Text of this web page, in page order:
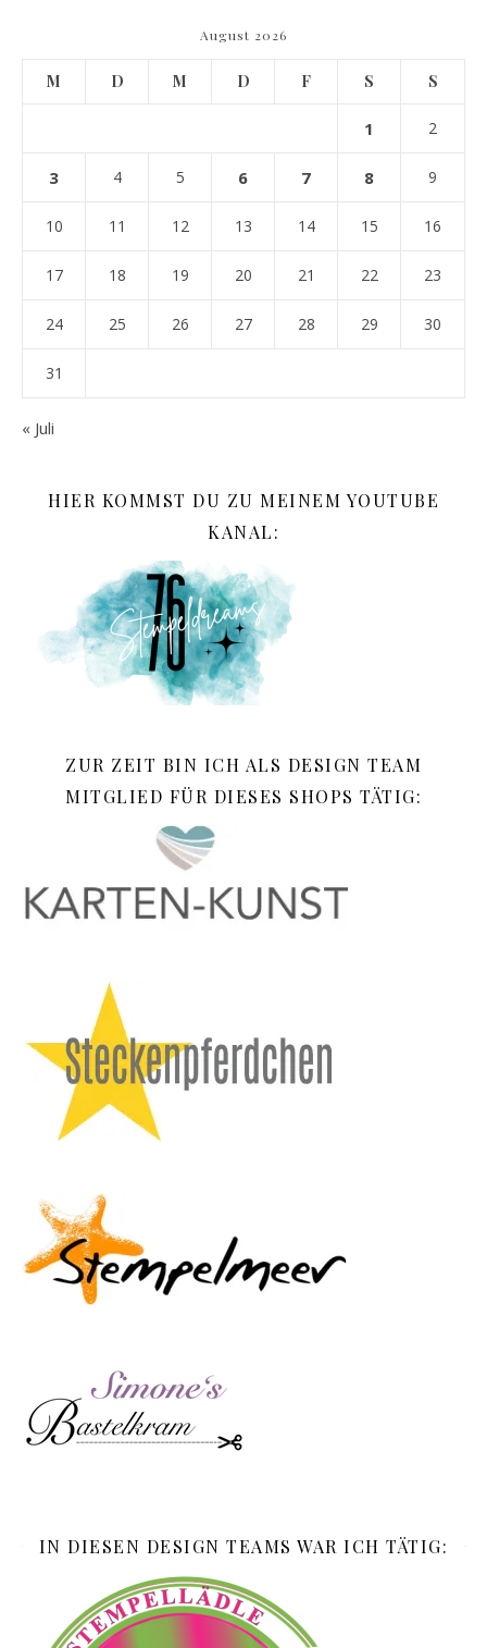
August 2026
M D M D F S S
1 2
3 4 5 6 7 8 9
10 11 12 13 14 15 16
17 18 19 20 21 22 23
24 25 26 27 28 29 30
31
« Juli
HIER KOMMST DU ZU MEINEM YOUTUBE
KANAL:
ZUR ZEIT BIN ICH ALS DESIGN TEAM
MITGLIED FÜR DIESES SHOPS TÄTIG:
IN DIESEN DESIGN TEAMS WAR ICH TÄTIG: